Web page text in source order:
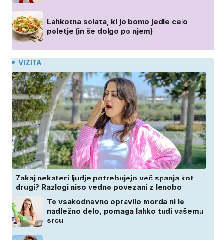
Lahkotna solata, ki jo bomo jedle celo
poletje (in še dolgo po njem)
VIZITA
Zakaj nekateri ljudje potrebujejo več spanja kot
drugi? Razlogi niso vedno povezani z lenobo
To vsakodnevno opravilo morda ni le
nadležno delo, pomaga lahko tudi vašemu
srcu